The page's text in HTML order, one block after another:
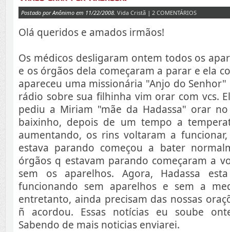
Postado por Anônimo em 11/22/2008. Vida Cristã | 2 COMENTÁRIOS
Olá queridos e amados irmãos!
Os médicos desligaram ontem todos os
e os órgãos dela começaram a parar e ela
apareceu uma missionária "Anjo do Senhor"
rádio sobre sua filhinha vim orar com vcs.
pediu a Miriam "mãe da Hadassa" orar
baixinho, depois de um tempo a
aumentando, os rins voltaram a
estava parando começou a bater
órgãos q estavam parando começaram a
sem os aparelhos. Agora, Hadassa
funcionando sem aparelhos e sem a
entretanto, ainda precisam das nossas
ñ acordou. Essas notícias eu soube
Sabendo de mais noticias enviarei.